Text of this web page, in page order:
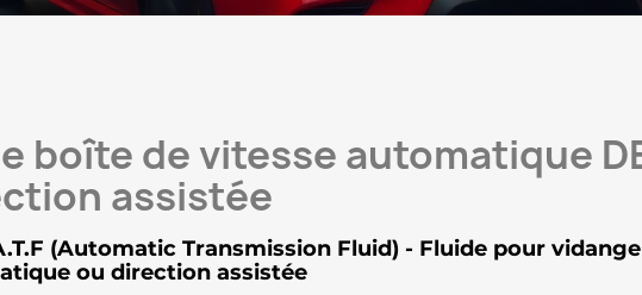
boîte de vitesse automatique
assistée
(Automatic Transmission Fluid) - Fluide pour
ou direction assistée